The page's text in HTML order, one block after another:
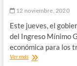
forma
por
internet
para
transacciones
12 noviembre, 2020
Este jueves, el
del Ingreso Mínimo
económica para los
Ver másLlaman